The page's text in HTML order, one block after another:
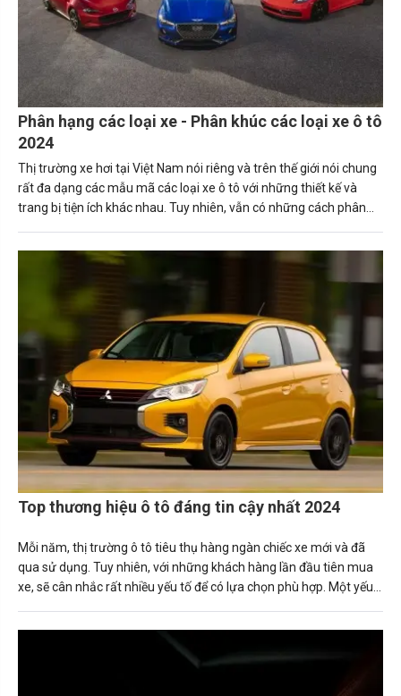
Phân hạng các loại xe - Phân khúc các loại xe ô tô
2024
Thị trường xe hơi tại Việt Nam nói riêng và trên thế giới nói chung
rất đa dạng các mẫu mã các loại xe ô tô với những thiết kế và
trang bị tiện ích khác nhau. Tuy nhiên, vẫn có những cách phân
dụng cá nhân hay gia đình hay tổ chức của mình hay không.
Top thương hiệu ô tô đáng tin cậy nhất 2024
Mỗi năm, thị trường ô tô tiêu thụ hàng ngàn chiếc xe mới và đã
qua sử dụng. Tuy nhiên, với những khách hàng lần đầu tiên mua
xe, sẽ cân nhắc rất nhiều yếu tố để có lựa chọn phù hợp. Một yếu
cậy.